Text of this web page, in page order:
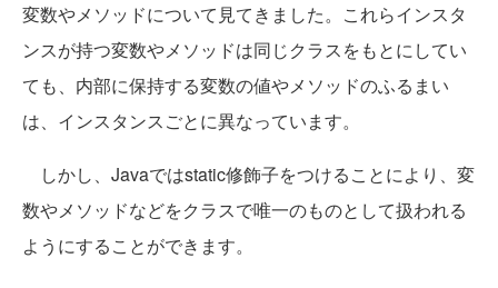
変数やメソッドについて見てきました。これらインスタ
ンスが持つ変数やメソッドは同じクラスをもとにしてい
ても、内部に保持する変数の値やメソッドのふるまい
は、インスタンスごとに異なっています。
しかし、Javaではstatic修飾子をつけることにより、変
数やメソッドなどをクラスで唯一のものとして扱われる
ようにすることができます。